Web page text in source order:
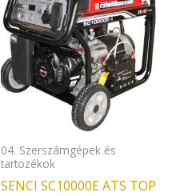
04. Szerszámgépek és
tartozékok
SENCI SC10000E ATS TOP